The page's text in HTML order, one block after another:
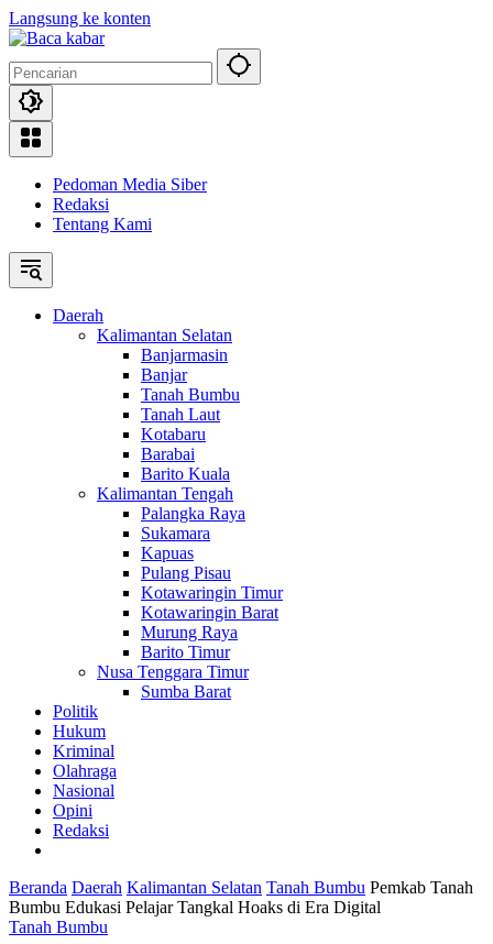
Langsung ke konten
Pedoman Media Siber
Redaksi
Tentang Kami
Daerah
Kalimantan Selatan
Banjarmasin
Banjar
Tanah Bumbu
Tanah Laut
Kotabaru
Barabai
Barito Kuala
Kalimantan Tengah
Palangka Raya
Sukamara
Kapuas
Pulang Pisau
Kotawaringin Timur
Kotawaringin Barat
Murung Raya
Barito Timur
Nusa Tenggara Timur
Sumba Barat
Politik
Hukum
Kriminal
Olahraga
Nasional
Opini
Redaksi
Beranda Daerah Kalimantan Selatan Tanah Bumbu Pemkab Tanah
Bumbu Edukasi Pelajar Tangkal Hoaks di Era Digital
Tanah Bumbu